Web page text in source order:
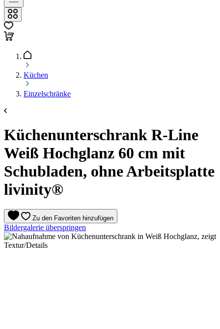
Küchen
Einzelschränke
Küchenunterschrank R-Line
Weiß Hochglanz 60 cm mit
Schubladen, ohne Arbeitsplatte
livinity®
Zu den Favoriten hinzufügen
Bildergalerie überspringen